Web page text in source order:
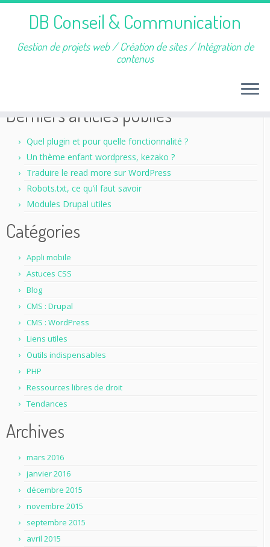
DB Conseil & Communication
Gestion de projets web / Création de sites / Intégration de
contenus
Derniers articles publiés
Quel plugin et pour quelle fonctionnalité ?
Un thème enfant wordpress, kezako ?
Traduire le read more sur WordPress
Robots.txt, ce qu’il faut savoir
Modules Drupal utiles
Catégories
Appli mobile
Astuces CSS
Blog
CMS : Drupal
CMS : WordPress
Liens utiles
Outils indispensables
PHP
Ressources libres de droit
Tendances
Archives
mars 2016
janvier 2016
décembre 2015
novembre 2015
septembre 2015
avril 2015